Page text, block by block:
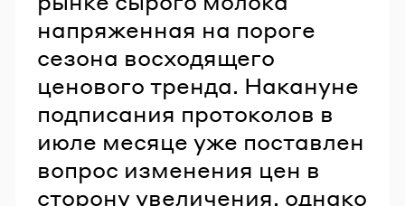
напряженная на пороге
сезона восходящего
ценового тренда. Накануне
подписания протоколов в
июле месяце уже поставлен
вопрос изменения цен в
сторону увеличения, однако